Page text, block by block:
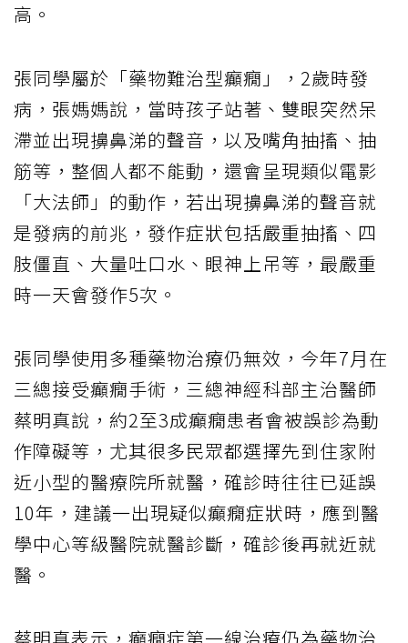
高。
張同學屬於「藥物難治型癲癇」，2歲時發
病，張媽媽說，當時孩子站著、雙眼突然呆
滯並出現擤鼻涕的聲音，以及嘴角抽搐、抽
筋等，整個人都不能動，還會呈現類似電影
「大法師」的動作，若出現擤鼻涕的聲音就
是發病的前兆，發作症狀包括嚴重抽搐、四
肢僵直、大量吐口水、眼神上吊等，最嚴重
時一天會發作5次。
張同學使用多種藥物治療仍無效，今年7月在
三總接受癲癇手術，三總神經科部主治醫師
蔡明真說，約2至3成癲癇患者會被誤診為動
作障礙等，尤其很多民眾都選擇先到住家附
近小型的醫療院所就醫，確診時往往已延誤
10年，建議一出現疑似癲癇症狀時，應到醫
學中心等級醫院就醫診斷，確診後再就近就
醫。